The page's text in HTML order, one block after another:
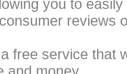
you to
reviews
free service that